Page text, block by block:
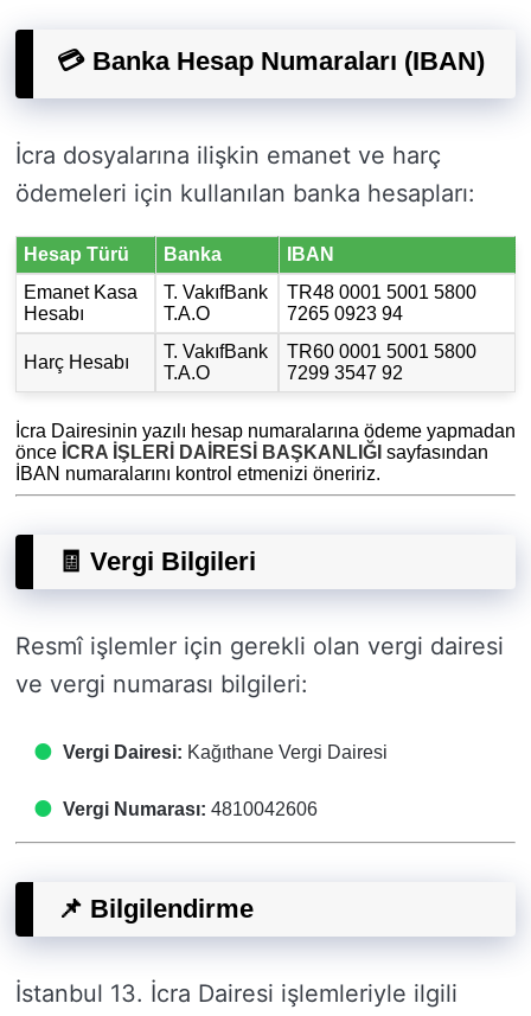
💳 Banka Hesap Numaraları (IBAN)
İcra dosyalarına ilişkin emanet ve harç
ödemeleri için kullanılan banka hesapları:
Hesap Türü Banka
IBAN
Emanet Kasa
Hesabı
T. VakıfBank
T.A.O
TR48 0001 5001 5800
7265 0923 94
Harç Hesabı
T. VakıfBank
T.A.O
TR60 0001 5001 5800
7299 3547 92
İcra Dairesinin yazılı hesap numaralarına ödeme yapmadan
önce İCRA İŞLERİ DAİRESİ BAŞKANLIĞI sayfasından
İBAN numaralarını kontrol etmenizi öneririz.
🧾 Vergi Bilgileri
Resmî işlemler için gerekli olan vergi dairesi
ve vergi numarası bilgileri:
Vergi Dairesi: Kağıthane Vergi Dairesi
Vergi Numarası: 4810042606
📌 Bilgilendirme
İstanbul 13. İcra Dairesi işlemleriyle ilgili